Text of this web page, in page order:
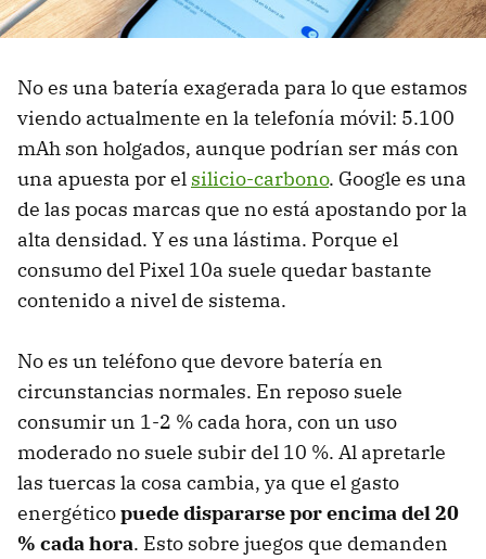
No es una batería exagerada para lo que estamos
viendo actualmente en la telefonía móvil: 5.100
mAh son holgados, aunque podrían ser más con
una apuesta por el silicio-carbono. Google es una
de las pocas marcas que no está apostando por la
alta densidad. Y es una lástima. Porque el
consumo del Pixel 10a suele quedar bastante
contenido a nivel de sistema.
No es un teléfono que devore batería en
circunstancias normales. En reposo suele
consumir un 1-2 % cada hora, con un uso
moderado no suele subir del 10 %. Al apretarle
las tuercas la cosa cambia, ya que el gasto
energéticopuede dispararse por encima del 20
% cada hora. Esto sobre juegos que demanden